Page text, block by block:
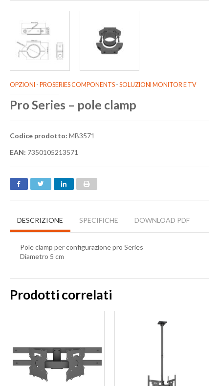
OPZIONI - PROSERIES COMPONENTS - SOLUZIONI MONITOR E TV
Pro Series – pole clamp
Codice prodotto: MB3571
EAN: 7350105213571
DESCRIZIONE SPECIFICHE DOWNLOAD PDF
Pole clamp per configurazione pro Series
Diametro 5 cm
Prodotti correlati